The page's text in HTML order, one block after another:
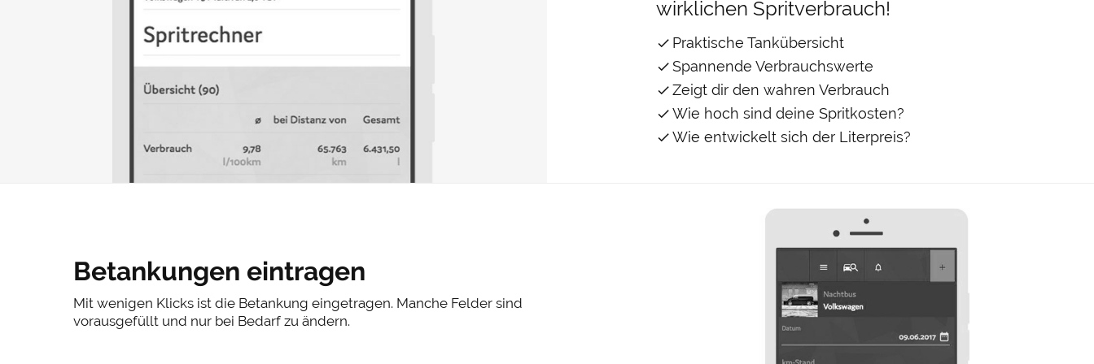
wirklichen Spritverbrauch!
Praktische Tankübersicht
Spannende Verbrauchswerte
Zeigt dir den wahren Verbrauch
Wie hoch sind deine Spritkosten?
Wie entwickelt sich der Literpreis?
Betankungen eintragen
Mit wenigen Klicks ist die Betankung eingetragen. Manche Felder sind
vorausgefüllt und nur bei Bedarf zu ändern.
Fahrweise und Streckenprofil
Bereifung, Fahrweise und Streckenprofil beeinflussen den
Kraftstoffverbrauch. Gib bei „Weitere Optionen“ an, womit und vor allem wie